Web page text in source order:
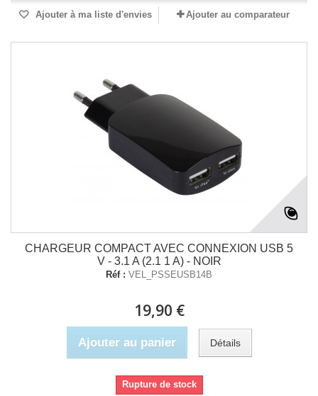
Ajouter à ma liste d'envies Ajouter au comparateur
CHARGEUR COMPACT AVEC CONNEXION USB 5
V - 3.1 A (2.1 1 A) - NOIR
Réf : VEL_PSSEUSB14B
19,90 €
Ajouter au panier Détails
Rupture de stock